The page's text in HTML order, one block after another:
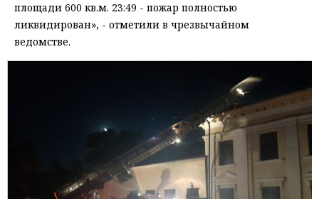
площади 600 кв.м. 23:49 - пожар полностью
ликвидирован», - отметили в чрезвычайном
ведомстве.